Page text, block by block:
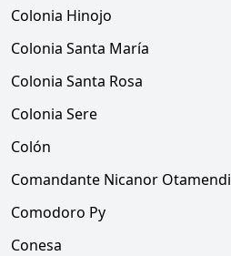
Colonia Hinojo
Colonia Santa María
Colonia Santa Rosa
Colonia Sere
Colón
Comandante Nicanor Otamendi
Comodoro Py
Conesa